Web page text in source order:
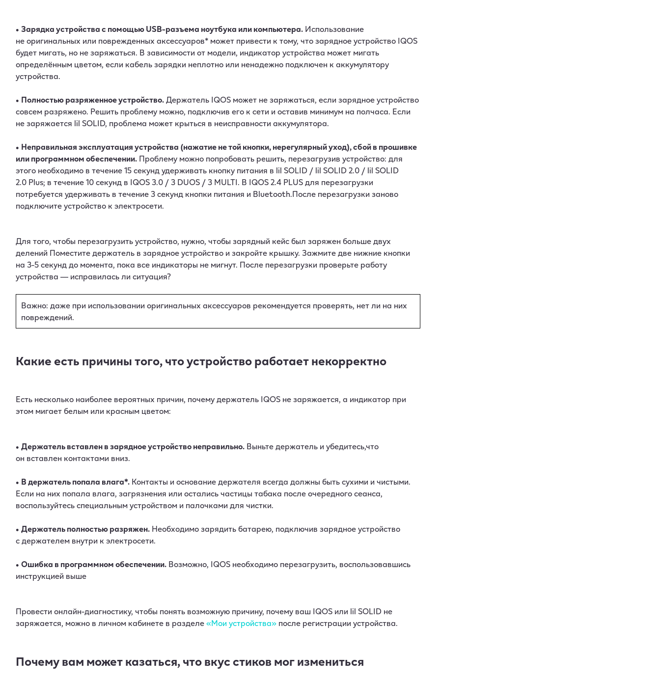
• Зарядка устройства с помощью USB-разъема ноутбука или компьютера. Использование
не оригинальных или поврежденных аксессуаров* может привести к тому, что зарядное устройство IQOS
будет мигать, но не заряжаться. В зависимости от модели, индикатор устройства может мигать
определённым цветом, если кабель зарядки неплотно или ненадежно подключен к аккумулятору
устройства.
• Полностью разряженное устройство.Держатель IQOS может не заряжаться, если зарядное устройство
совсем разряжено. Решить проблему можно, подключив его к сети и оставив минимум на полчаса. Если
не заряжается lil SOLID, проблема может крыться в неисправности аккумулятора.
• Неправильная эксплуатация устройства (нажатие не той кнопки, нерегулярный уход), сбой в прошивке
или программном обеспечении. Проблему можно попробовать решить, перезагрузив устройство: для
этого необходимо в течение 15 секунд удерживать кнопку питания в lil SOLID / lil SOLID 2.0 / lil SOLID
2.0 Plus; в течение 10 секунд в IQOS 3.0 / 3 DUOS / 3 MULTI. В IQOS 2.4 PLUS для перезагрузки
потребуется удерживать в течение 3 секунд кнопки питания и Bluetooth.После перезагрузки заново
подключите устройство к электросети.
Для того, чтобы перезагрузить устройство, нужно, чтобы зарядный кейс был заряжен больше двух
делений Поместите держатель в зарядное устройство и закройте крышку. Зажмите две нижние кнопки
на 3-5 секунд до момента, пока все индикаторы не мигнут. После перезагрузки проверьте работу
устройства — исправилась ли ситуация?
Важно: даже при использовании оригинальных аксессуаров рекомендуется проверять, нет ли на них
повреждений.
Какие есть причины того, что устройство работает некорректно
Есть несколько наиболее вероятных причин, почему держатель IQOS не заряжается, а индикатор при
этом мигает белым или красным цветом:
• Держатель вставлен в зарядное устройство неправильно. Выньте держатель и убедитесь,что
он вставлен контактами вниз.
• В держатель попала влага*. Контакты и основание держателя всегда должны быть сухими и чистыми.
Если на них попала влага, загрязнения или остались частицы табака после очередного сеанса,
воспользуйтесь специальным устройством и палочками для чистки.
• Держатель полностью разряжен. Необходимо зарядить батарею, подключив зарядное устройство
с держателем внутри к электросети.
• Ошибка в программном обеспечении. Возможно, IQOS необходимо перезагрузить, воспользовавшись
инструкцией выше
Провести онлайн-диагностику, чтобы понять возможную причину, почему ваш IQOS или lil SOLID не
заряжается, можно в личном кабинете в разделе«Мои устройства» после регистрации устройства.
Почему вам может казаться, что вкус стиков мог измениться